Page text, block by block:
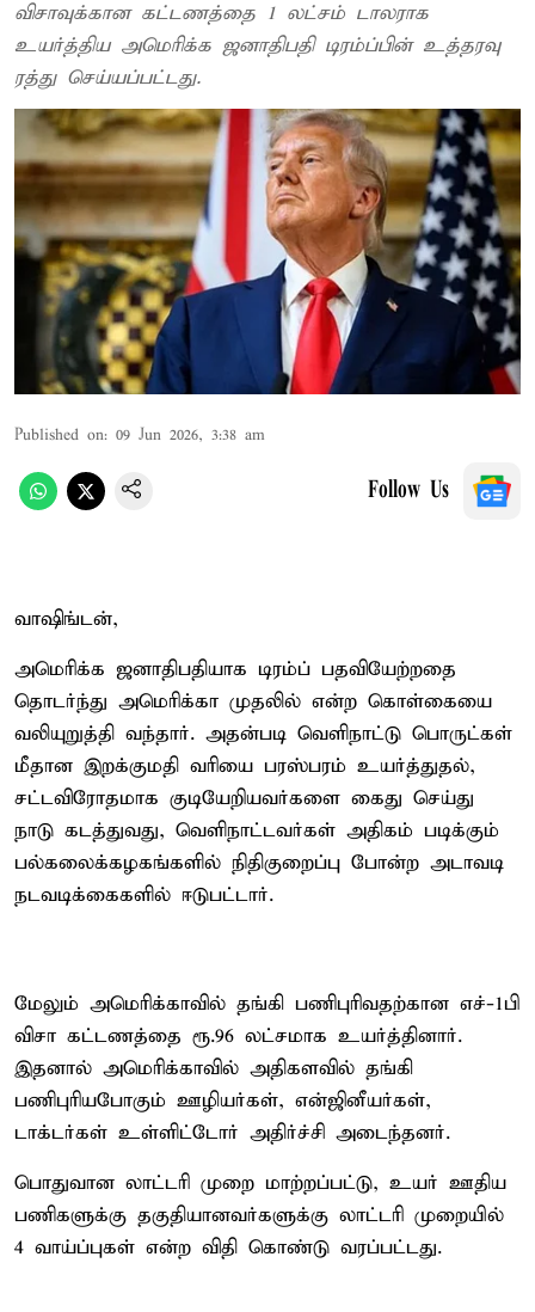
விசாவுக்கான கட்டணத்தை 1 லட்சம் டாலராக
உயர்த்திய அமெரிக்க ஜனாதிபதி டிரம்ப்பின் உத்தரவு
ரத்து செய்யப்பட்டது.
Published on: 09 Jun 2026, 3:38 am
Follow Us
வாஷிங்டன்,
அமெரிக்க ஜனாதிபதியாக டிரம்ப் பதவியேற்றதை
தொடர்ந்து அமெரிக்கா முதலில் என்ற கொள்கையை
வலியுறுத்தி வந்தார். அதன்படி வெளிநாட்டு பொருட்கள்
மீதான இறக்குமதி வரியை பரஸ்பரம் உயர்த்துதல்,
சட்டவிரோதமாக குடியேறியவர்களை கைது செய்து
நாடு கடத்துவது, வெளிநாட்டவர்கள் அதிகம் படிக்கும்
பல்கலைக்கழகங்களில் நிதிகுறைப்பு போன்ற அடாவடி
நடவடிக்கைகளில் ஈடுபட்டார்.
மேலும் அமெரிக்காவில் தங்கி பணிபுரிவதற்கான எச்-1பி
விசா கட்டணத்தை ரூ.96 லட்சமாக உயர்த்தினார்.
இதனால் அமெரிக்காவில் அதிகளவில் தங்கி
பணிபுரியபோகும் ஊழியர்கள், என்ஜினீயர்கள்,
டாக்டர்கள் உள்ளிட்டோர் அதிர்ச்சி அடைந்தனர்.
பொதுவான லாட்டரி முறை மாற்றப்பட்டு, உயர் ஊதிய
பணிகளுக்கு தகுதியானவர்களுக்கு லாட்டரி முறையில்
4 வாய்ப்புகள் என்ற விதி கொண்டு வரப்பட்டது.